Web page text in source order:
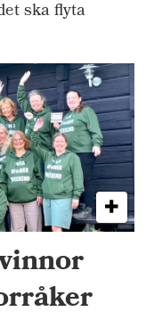
ska flyta